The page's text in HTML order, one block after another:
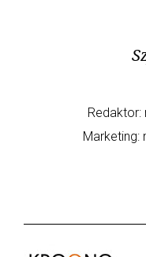
Redaktor:
Marketing: